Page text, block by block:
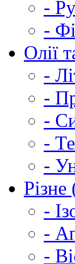
-
-
Олії
-
-
-
-
-
-
-
-